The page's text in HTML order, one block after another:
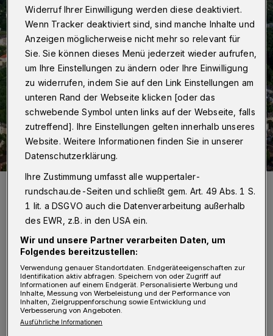
Die Bergische Uni.
Foto: Christian Reimann
D ie Verkehrswende und die dafür
notwendige verlässliche Versorgung mit
regenerativen Energien stellen vor dem
Hintergrund des weltweiten Umbaus der
Widerruf Ihrer Einwilligung werden diese deaktiviert.
Wenn Tracker deaktiviert sind, sind manche Inhalte und
Anzeigen möglicherweise nicht mehr so relevant für
Sie. Sie können dieses Menü jederzeit wieder aufrufen,
um Ihre Einstellungen zu ändern oder Ihre Einwilligung
zu widerrufen, indem Sie auf den Link Einstellungen am
unteren Rand der Webseite klicken [oder das
schwebende Symbol unten links auf der Webseite, falls
zutreffend]. Ihre Einstellungen gelten innerhalb unseres
Website. Weitere Informationen finden Sie in unserer
Datenschutzerklärung.
Ihre Zustimmung umfasst alle wuppertaler-
rundschau.de-Seiten und schließt gem. Art. 49 Abs. 1 S.
1 lit. a DSGVO auch die Datenverarbeitung außerhalb
des EWR, z.B. in den USA ein.
Wir und unsere Partner verarbeiten Daten, um
Folgendes bereitzustellen:
Verwendung genauer Standortdaten. Endgeräteeigenschaften zur
Identifikation aktiv abfragen. Speichern von oder Zugriff auf
Informationen auf einem Endgerät. Personalisierte Werbung und
Inhalte, Messung von Werbeleistung und der Performance von
Inhalten, Zielgruppenforschung sowie Entwicklung und
Verbesserung von Angeboten.
Ausführliche Informationen